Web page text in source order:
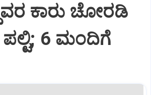
ಕಾರು ಚೋರಡಿ
ಪಲ್ಟಿ; 6 ಮಂದಿಗೆ